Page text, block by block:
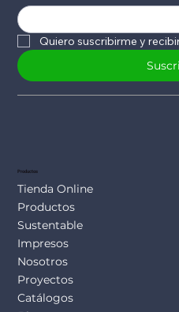
Quiero suscribirme y
Productos
Tienda Online
Productos
Sustentable
Impresos
Nosotros
Proyectos
Catálogos